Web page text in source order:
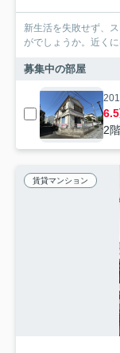
新生活を失敗せず、
がでしょうか。近く
募集中の部屋
201
2
賃貸マンション